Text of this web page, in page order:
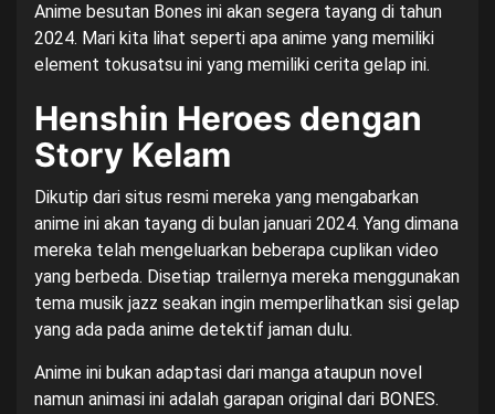
Anime besutan Bones ini akan segera tayang di tahun
2024. Mari kita lihat seperti apa anime yang memiliki
element tokusatsu ini yang memiliki cerita gelap ini.
Henshin Heroes dengan
Story Kelam
Dikutip dari situs resmi mereka yang mengabarkan
anime ini akan tayang di bulan januari 2024. Yang dimana
mereka telah mengeluarkan beberapa cuplikan video
yang berbeda. Disetiap trailernya mereka menggunakan
tema musik jazz seakan ingin memperlihatkan sisi gelap
yang ada pada anime detektif jaman dulu.
Anime ini bukan adaptasi dari manga ataupun novel
namun animasi ini adalah garapan original dari BONES.